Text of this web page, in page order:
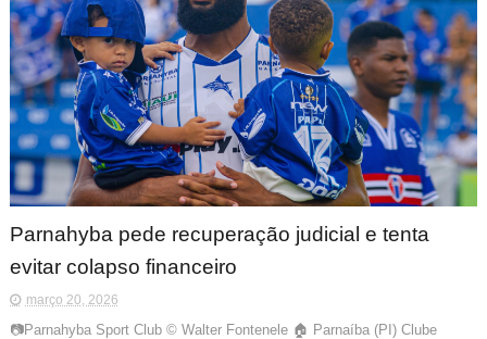
Parnahyba pede recuperação judicial e tenta
evitar colapso financeiro
março 20, 2026
📷Parnahyba Sport Club © Walter Fontenele 🏠 Parnaíba (PI) Clube